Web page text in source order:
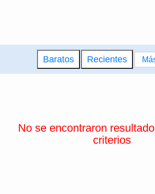
Baratos Recientes
No se encontraron
criterios